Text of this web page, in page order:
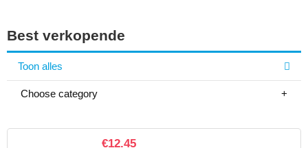
Best verkopende
Toon alles
Choose category
€12.45